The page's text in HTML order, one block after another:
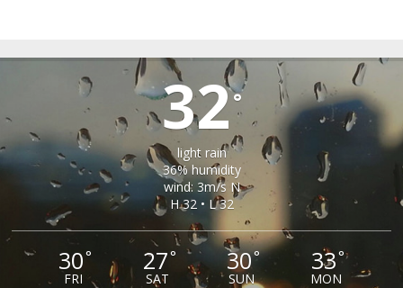
32°
light rain
36% humidity
wind: 3m/s N
H 32 • L 32
30°
FRI
27°
SAT
30°
SUN
33°
MON